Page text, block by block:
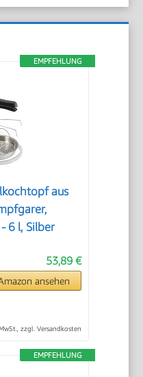
EMPFEHLUNG
aus
6 l, Silber
53,89 €
ansehen
zzgl. Versandkosten
EMPFEHLUNG